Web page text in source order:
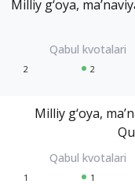
Milliy g‘oya,
2 2
Milliy g‘oya,
1 1